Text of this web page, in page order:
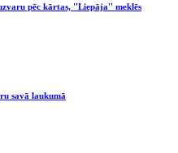
pēc kārtas, ''Liepāja'' meklēs
savā laukumā